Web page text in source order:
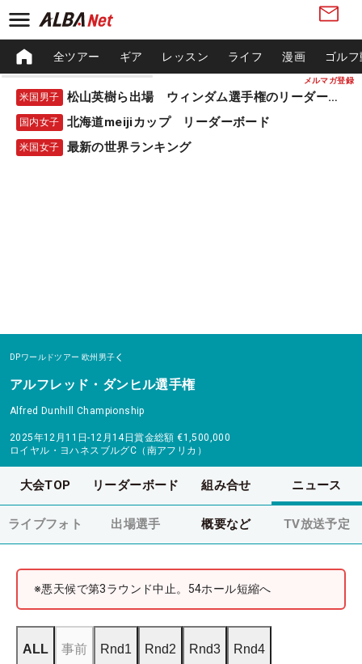
メルマガ登録
全ツアー ギア レッスン ライフ 漫画 ゴル
米国男子 松山英樹ら出場 ウィンダム選手権のリーダーボード
国内女子 北海道meijiカップ リーダーボード
米国女子 最新の世界ランキング
DPワールドツアー 欧州男子
アルフレッド・ダンヒル選手権
Alfred Dunhill Championship
2025年12月11日-12月14日賞金総額 €1,500,000
ロイヤル・ヨハネスブルグC（南アフリカ）
大会TOP リーダーボード 組み合せ ニュース
ライブフォト 出場選手 概要など TV放送予定
※悪天候で第3ラウンド中止。54ホール短縮へ
ALL 事前 Rnd1 Rnd2 Rnd3 Rnd4